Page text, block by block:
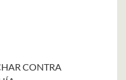
CONTRA